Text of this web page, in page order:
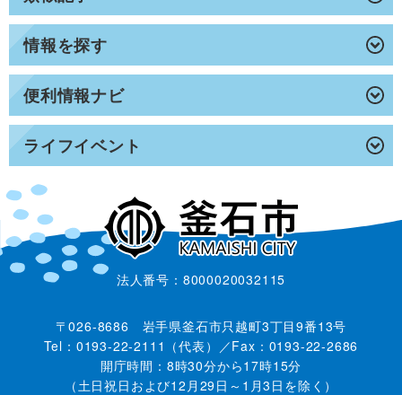
情報を探す
便利情報ナビ
ライフイベント
法人番号：8000020032115
〒026-8686 岩手県釜石市只越町3丁目9番13号
Tel：0193-22-2111（代表）／Fax：0193-22-2686
開庁時間：8時30分から17時15分
（土日祝日および12月29日～1月3日を除く）